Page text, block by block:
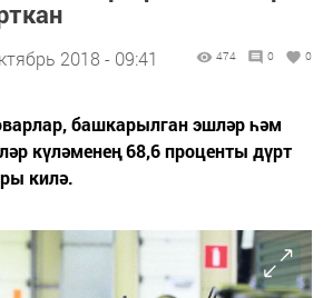
2018 - 09:41 474 0 0
башкарылган эшләр һәм
күләменең 68,6 проценты дүрт
килә.